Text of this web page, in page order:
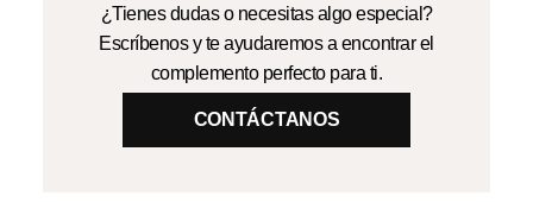
¿Tienes dudas o necesitas algo especial?
Escríbenos y te ayudaremos a encontrar el
complemento perfecto para ti.
CONTÁCTANOS